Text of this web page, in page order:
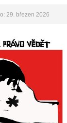
29. březen 2026